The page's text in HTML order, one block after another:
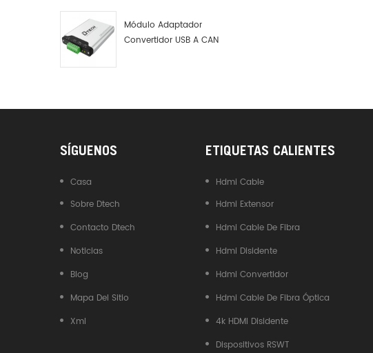
Módulo Adaptador
Convertidor USB A CAN
SÍGUENOS
Casa
Sobre Dtech
Contacto Dtech
Noticias
Blog
Mapa Del Sitio
Xml
ETIQUETAS CALIENTES
Hdmi Cable
Hdmi Extensor
Hdmi Cable De Fibra
Hdmi Disidente
Hdmi Convertidor
Hdmi Cable De Fibra Óptica
4k HDMI Disidente
Dispositivos RSWT